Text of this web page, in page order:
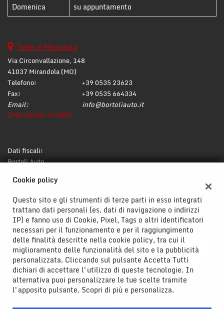
Domenica
su appuntamento
Sede di Mirandola
Via Circonvallazione, 148
41037 Mirandola (MO)
Telefono:
+39 0535 23623
Fax:
+39 0535 664334
Email:
info@bortoliauto.it
Indicazioni stradali
Dati fiscali:
Bortoli Auto
C.F/P.IVA:02176600365
Registro delle imprese:
Cookie policy
Questo sito e gli strumenti di terze parti in esso integrati
trattano dati personali (es. dati di navigazione o indirizzi
IP) e fanno uso di Cookie, Pixel, Tags o altri identificatori
necessari per il funzionamento e per il raggiungimento
delle finalità descritte nella cookie policy, tra cui il
miglioramento delle funzionalità del sito e la pubblicità
personalizzata. Cliccando sul pulsante Accetta Tutti
dichiari di accettare l'utilizzo di queste tecnologie. In
alternativa puoi personalizzare le tue scelte tramite
l'apposito pulsante. Scopri di più e personalizza.